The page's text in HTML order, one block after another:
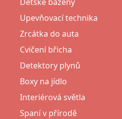
Upevňovací technika
Zrcátka do auta
Cvičení břicha
Detektory plynů
Boxy na jídlo
Interiérová světla
Spaní v přírodě